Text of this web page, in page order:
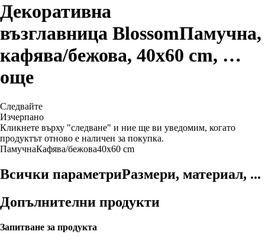
Декоративна
възглавница BlossomПамучна,
кафява/бежова, 40x60 cm, …
още
Следвайте
Изчерпанo
Кликнете върху "следване" и ние ще ви уведомим, когато
продуктът отново е наличен за покупка.
ПамучнаКафява/бежова40x60 cm
Всички параметриРазмери, материал, ...
Допълнителни продукти
Запитване за продукта